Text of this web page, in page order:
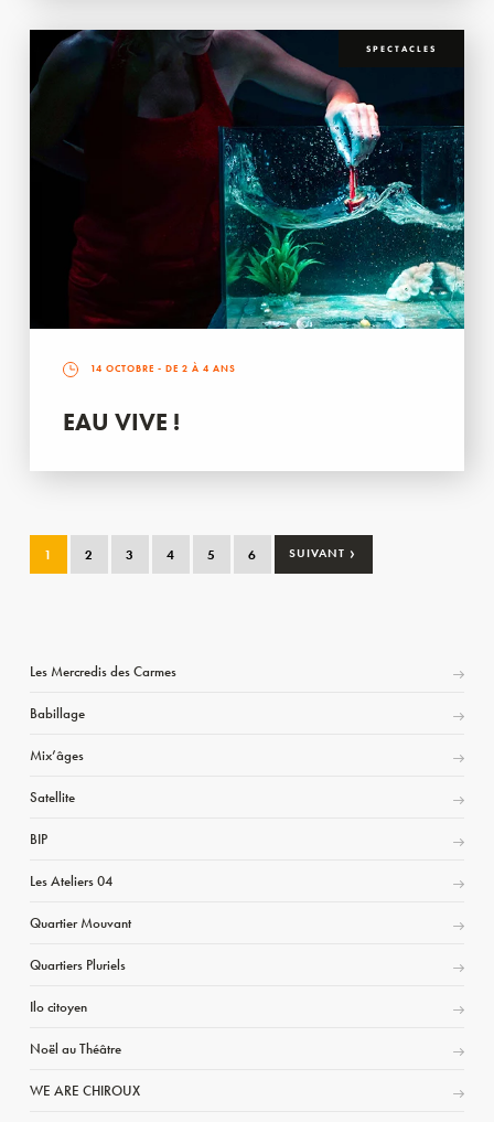
SPECTACLES
14 OCTOBRE - DE 2 À 4 ANS
EAU VIVE !
1 2 3 4 5 6 SUIVANT ›
Les Mercredis des Carmes
Babillage
Mix’âges
Satellite
BIP
Les Ateliers 04
Quartier Mouvant
Quartiers Pluriels
Ilo citoyen
Noël au Théâtre
WE ARE CHIROUX